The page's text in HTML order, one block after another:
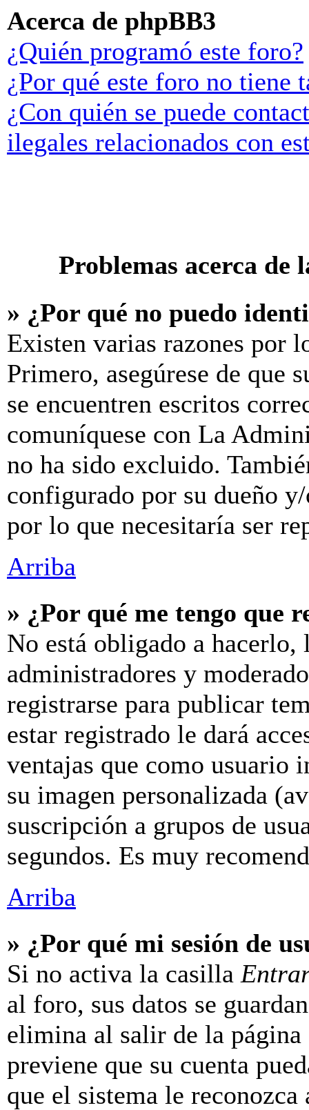
Acerca de phpBB3
¿Quién programó este foro?
¿Por qué este foro no tiene
¿Con quién se puede
ilegales relacionados con
Problemas acerca
» ¿Por qué no puedo
Existen varias razones por
Primero, asegúrese de que
se encuentren escritos
comuníquese con La
no ha sido excluido.
configurado por su dueño
por lo que necesitaría ser
Arriba
» ¿Por qué me tengo que
No está obligado a
administradores y
registrarse para publicar
estar registrado le dará
ventajas que como usuario
su imagen personalizada
suscripción a grupos de
segundos. Es muy
Arriba
» ¿Por qué mi sesión de
Si no activa la casilla
al foro, sus datos se
elimina al salir de la
previene que su cuenta
que el sistema le